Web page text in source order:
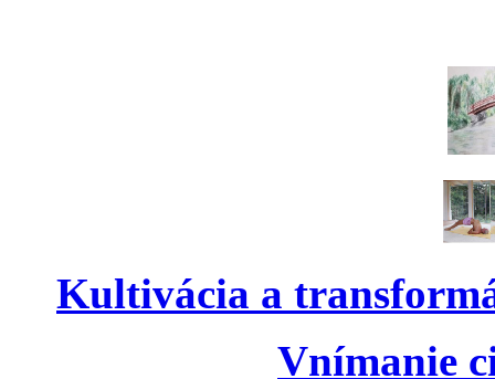
Kultivácia a
Vnímanie